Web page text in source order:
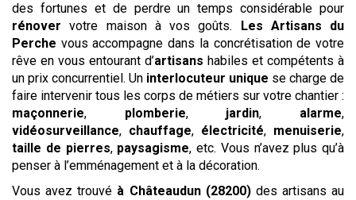
des fortunes et de perdre un temps considérable pour
rénovervotre maison à vos goûts.
Les Artisans du
Perche vous accompagne dans la concrétisation de votre
rêve en vous entourant d’artisans habiles et compétents à
un prix concurrentiel. Un interlocuteur unique se charge de
faire intervenir tous les corps de métiers sur votre chantier :
maçonnerie, plomberie, jardin, alarme,
vidéosurveillance, chauffage, électricité, menuiserie,
taille de pierres, paysagisme, etc. Vous n’avez plus qu’à
penser à l’emménagement et à la décoration.
Vous avez trouvé à Châteaudun (28200) des artisans au